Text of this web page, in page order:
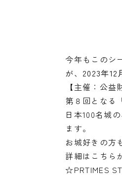
今年もこのシ
が、2023年12
【主催：公
第８回となる
日本100名城
ます。
お城好きの方
詳細はこちら
☆PRTIMES